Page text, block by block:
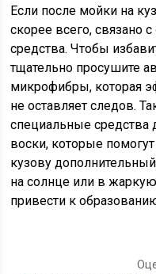
Если после мойки на
скорее всего, связано
средства. Чтобы
тщательно просушите
микрофибры, которая
не оставляет следов.
специальные
воски, которые
кузову
на солнце или в
привести к